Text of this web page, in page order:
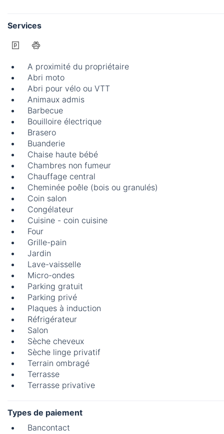
Services
A proximité du propriétaire
Abri moto
Abri pour vélo ou VTT
Animaux admis
Barbecue
Bouilloire électrique
Brasero
Buanderie
Chaise haute bébé
Chambres non fumeur
Chauffage central
Cheminée poêle (bois ou granulés)
Coin salon
Congélateur
Cuisine - coin cuisine
Four
Grille-pain
Jardin
Lave-vaisselle
Micro-ondes
Parking gratuit
Parking privé
Plaques à induction
Réfrigérateur
Salon
Sèche cheveux
Sèche linge privatif
Terrain ombragé
Terrasse
Terrasse privative
Types de paiement
Bancontact